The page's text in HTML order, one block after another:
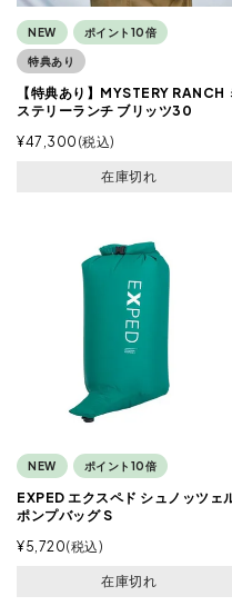
NEW ポイント10倍
特典あり
【特典あり】MYSTERY RANCH
ステリーランチ ブリッツ30
¥47,300 税込
在庫切れ
NEW ポイント10倍
EXPED エクスペド シュノッツェ
ポンプバッグ S
¥5,720 税込
在庫切れ